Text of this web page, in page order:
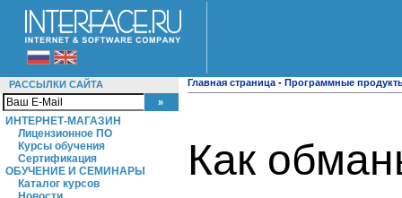
РАССЫЛКИ САЙТА
ИНТЕРНЕТ-МАГАЗИН
Лицензионное ПО
Курсы обучения
Сертификация
ОБУЧЕНИЕ И СЕМИНАРЫ
Каталог курсов
Главная страница - Программные
Как